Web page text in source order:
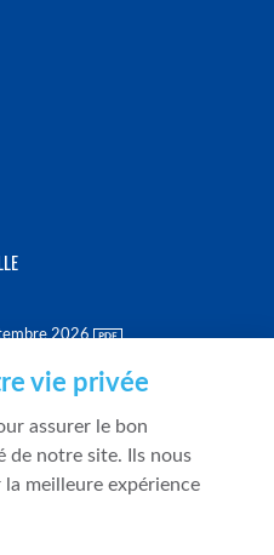
2026
résolution
vie privée
assurer le bon
de notre site. Ils nous
meilleure expérience